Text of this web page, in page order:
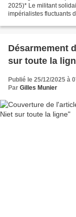
2025)* Le militant
impérialistes fluctuants
Désarmement
sur toute la
Publié le 25/12/2025 à
Par Gilles Munier